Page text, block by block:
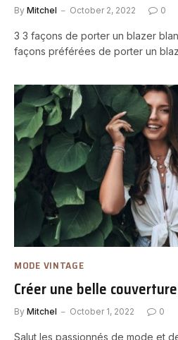
By Mitchel October 2, 2022 0
3 3 façons de porter un blazer
façons préférées de porter un
MODE VINTAGE
Créer une belle
By Mitchel October 1, 2022 0
Salut les passionnés de mode et